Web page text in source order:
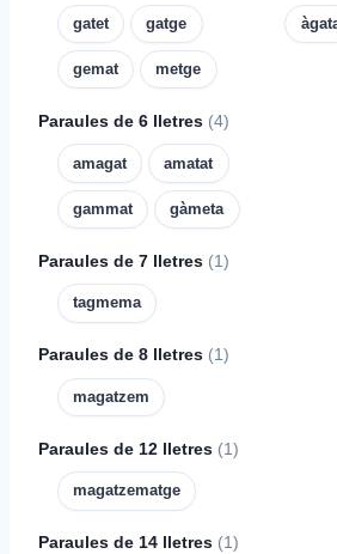
gatet gatge
gemat metge
Paraules de 6 lletres (4)
amagat amatat
gammat gàmeta
Paraules de 7 lletres (1)
tagmema
Paraules de 8 lletres (1)
magatzem
Paraules de 12 lletres (1)
magatzematge
Paraules de 14 lletres (1)